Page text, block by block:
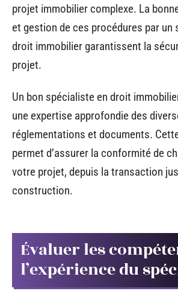
projet immobilier complexe. La
et gestion de ces procédures par un
droit immobilier garantissent la
projet.
Un bon spécialiste en droit
une expertise approfondie des
réglementations et documents.
permet d’assurer la conformité de
votre projet, depuis la transaction
construction.
Évaluer les
l’expérience du